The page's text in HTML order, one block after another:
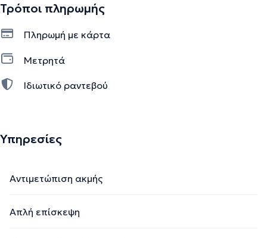
Τρόποι πληρωμής
Πληρωμή με κάρτα
Μετρητά
Ιδιωτικό ραντεβού
Υπηρεσίες
Αντιμετώπιση ακμής
Απλή επίσκεψη